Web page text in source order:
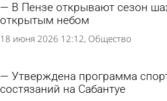
В Пензе открывают сезон
открытым небом
18 июня 2026 12:12 Общество
Утверждена программа
состязаний на Сабантуе